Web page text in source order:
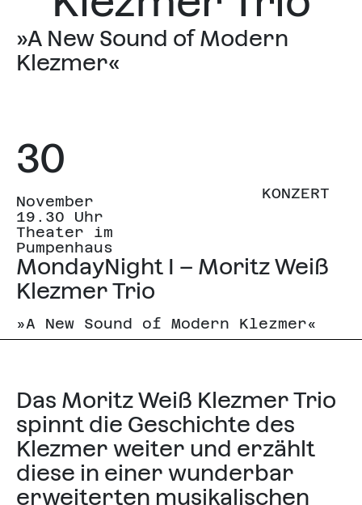
»A New Sound of Modern
Klezmer«
30
November
19.30 Uhr
Theater im
Pumpenhaus
MondayNight I – Moritz Weiß
Klezmer Trio
»A New Sound of Modern Klezmer«
KONZERT
Das Moritz Weiß Klezmer Trio
spinnt die Geschichte des
Klezmer weiter und erzählt
diese in einer wunderbar
erweiterten musikalischen